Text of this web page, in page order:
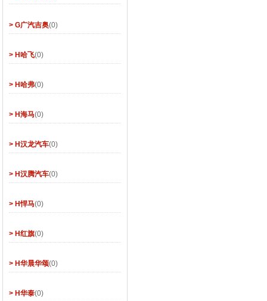
> G广汽吉奥(0)
> H哈飞(0)
> H哈弗(0)
> H海马(0)
> H汉龙汽车(0)
> H汉腾汽车(0)
> H悍马(0)
> H红旗(0)
> H华晨华颂(0)
> H华泰(0)